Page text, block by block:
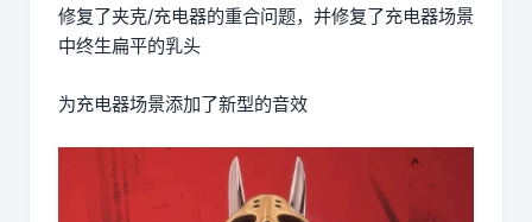
修复了夹克/充电器的重合问题，并修复了充电器场景
中终生扁平的乳头
为充电器场景添加了新型的音效